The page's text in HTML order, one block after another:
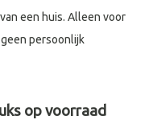
een huis. Alleen voor
persoonlijk
op voorraad